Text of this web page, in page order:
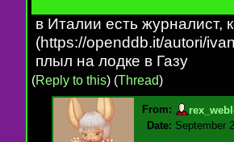
в Италии есть
(https://openddb.it/autori/
плыл на лодке в Газу
(Reply to this) (Thread)
From:
Date: September